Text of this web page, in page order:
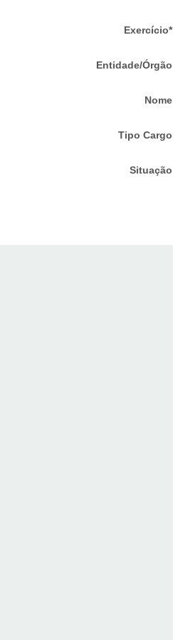
Exercício*
Entidade/Órgão
Nome
Tipo Cargo
Situação